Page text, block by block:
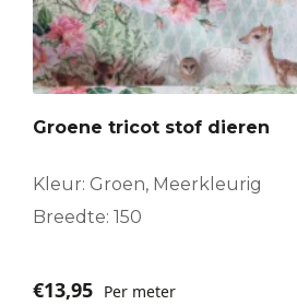
Groene tricot stof dieren
Kleur: Groen, Meerkleurig
Breedte: 150
€13,95 Per meter